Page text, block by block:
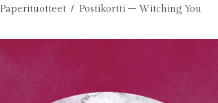
Paperituotteet / Postikortti – Witching You